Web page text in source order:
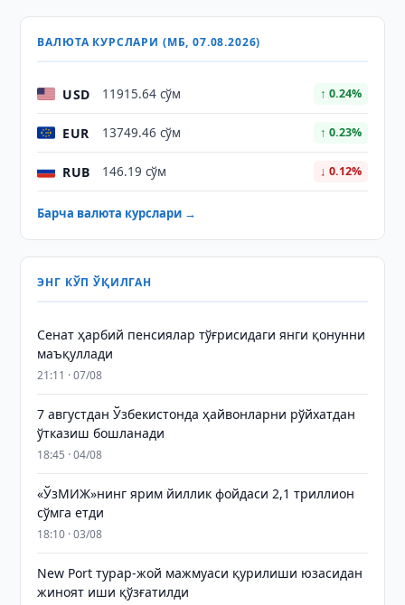
ВАЛЮТА КУРСЛАРИ (МБ, 07.08.2026)
USD 11915.64 сўм ↑ 0.24%
EUR 13749.46 сўм ↑ 0.23%
RUB 146.19 сўм ↓ 0.12%
Барча валюта курслари →
ЭНГ КЎП ЎҚИЛГАН
Сенат ҳарбий пенсиялар тўғрисидаги янги қонунни
маъқуллади
21:11 · 07/08
7 августдан Ўзбекистонда ҳайвонларни рўйхатдан
ўтказиш бошланади
18:45 · 04/08
«ЎзМИЖ»нинг ярим йиллик фойдаси 2,1 триллион
сўмга етди
18:10 · 03/08
New Port турар-жой мажмуаси қурилиши юзасидан
жиноят иши қўзғатилди